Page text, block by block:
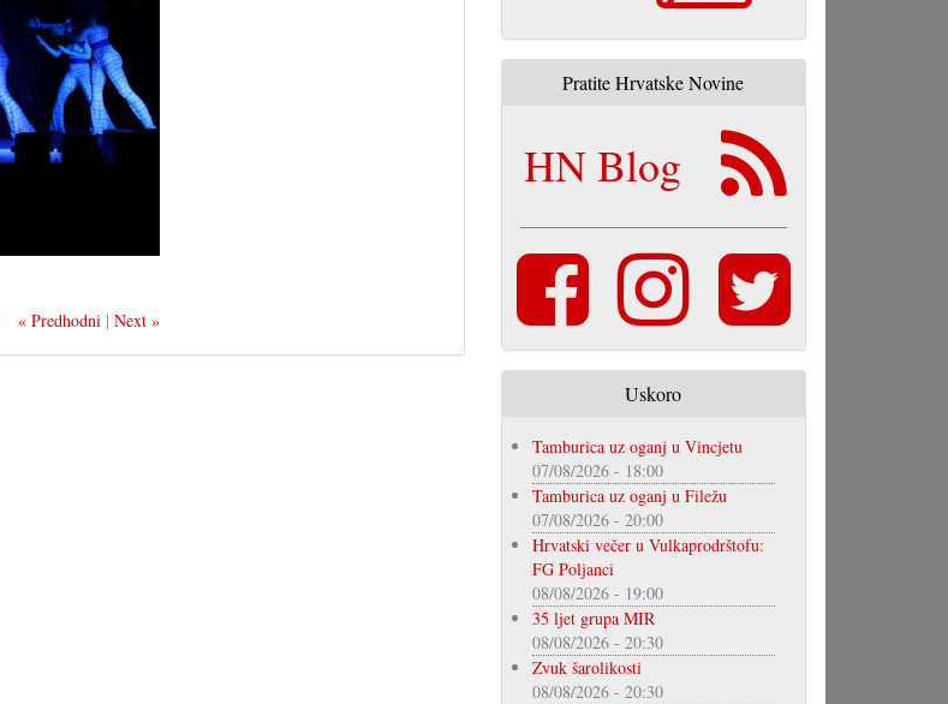
« Predhodni |Next »
Pratite Hrvatske Novine
HN Blog
Uskoro
Tamburica uz oganj u Vincjetu
07/08/2026 - 18:00
Tamburica uz oganj u Filežu
07/08/2026 - 20:00
Hrvatski večer u Vulkaprodrštofu:
FG Poljanci
08/08/2026 - 19:00
35 ljet grupa MIR
08/08/2026 - 20:30
Zvuk šarolikosti
08/08/2026 - 20:30